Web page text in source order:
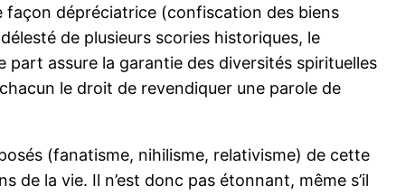
dépréciatrice (confiscation des biens
de plusieurs scories historiques, le
part assure la garantie des diversités spirituelles
le droit de revendiquer une parole de
(fanatisme, nihilisme, relativisme) de cette
de la vie. Il n’est donc pas étonnant, même s’il